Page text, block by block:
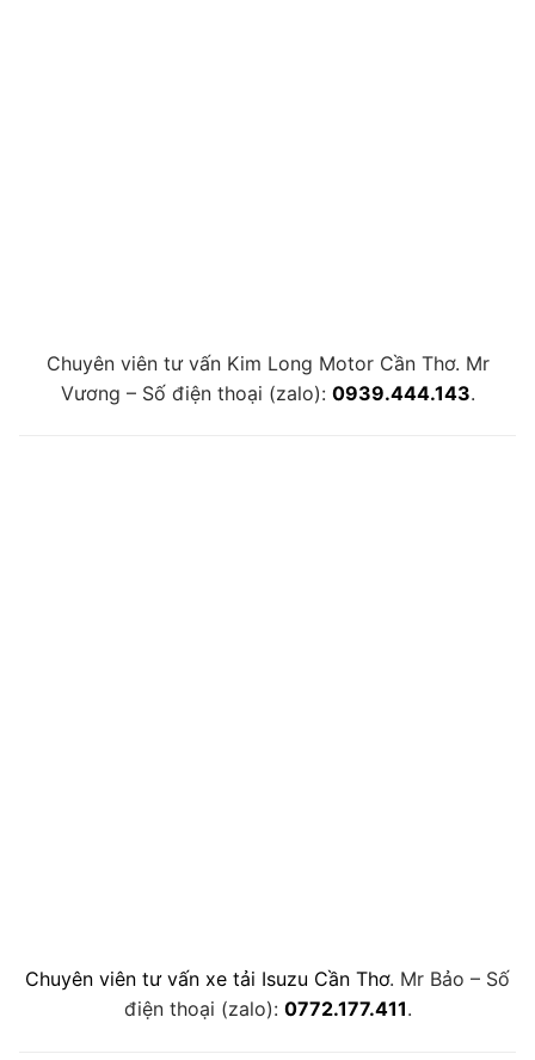
Chuyên viên tư vấn Kim Long Motor Cần Thơ. Mr
Vương – Số điện thoại (zalo): 0939.444.143.
Chuyên viên tư vấn xe tải Isuzu Cần Thơ. Mr Bảo – Số
điện thoại (zalo): 0772.177.411.